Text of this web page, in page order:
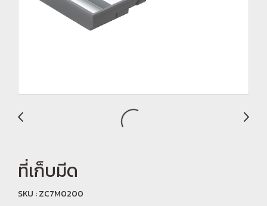
ที่เก็บมีด
SKU : ZC7M0200